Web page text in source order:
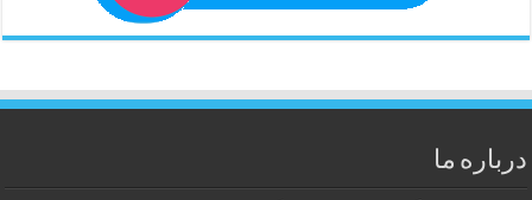
درباره ما